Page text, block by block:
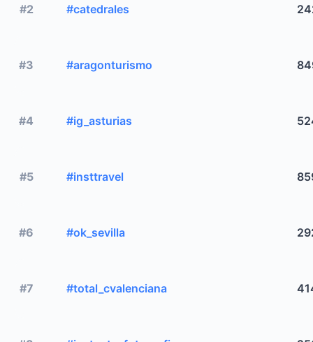
#2 #catedrales
#3 #aragonturismo
#4 #ig_asturias
#5 #insttravel
#6 #ok_sevilla
#7 #total_cvalenciana